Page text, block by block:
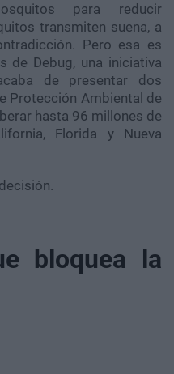
para reducir
transmiten suena, a
Pero esa es
de Debug, una iniciativa
de presentar dos
Protección Ambiental de
hasta 96 millones de
Florida y Nueva
bloquea la